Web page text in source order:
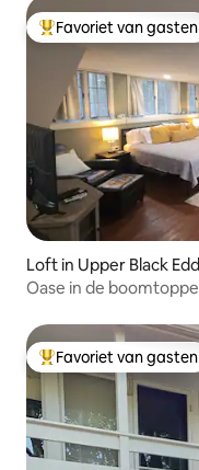
Topfavoriet van
Favoriet van gasten
Loft in Upper Black
Oase in de
Topfavoriet van
Favoriet van gasten